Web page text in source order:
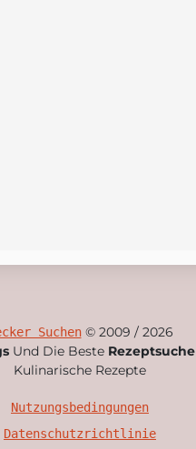
Suchen© 2009 / 2026
Und Die Beste Rezeptsuche
Kulinarische Rezepte
Nutzungsbedingungen
Datenschutzrichtlinie